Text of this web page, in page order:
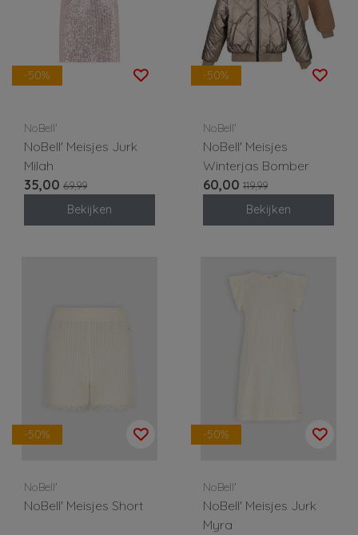
-50%
NoBell'
NoBell' Meisjes Jurk
Milah
35,00 69,99
Bekijken
-50%
NoBell'
NoBell' Meisjes
Winterjas Bomber
60,00 119,99
Bekijken
-50%
NoBell'
NoBell' Meisjes Short
-50%
NoBell'
NoBell' Meisjes Jurk
Myra